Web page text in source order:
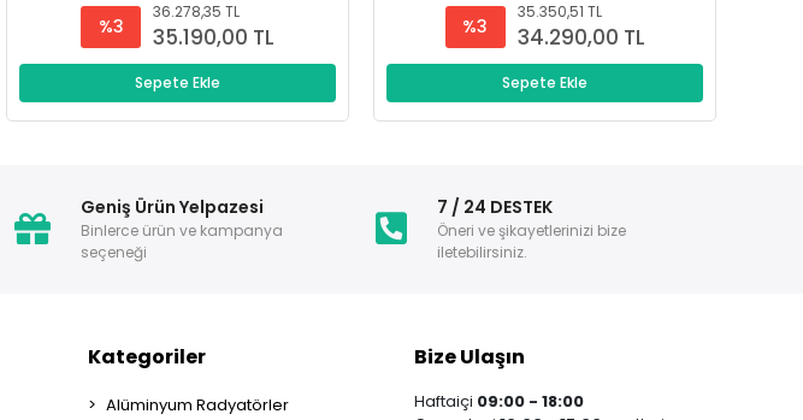
%3
36.278,35 TL
35.190,00 TL
Sepete Ekle
%3
35.350,51 TL
34.290,00 TL
Sepete Ekle
Geniş Ürün Yelpazesi
Binlerce ürün ve kampanya
seçeneği
7 / 24 DESTEK
Öneri ve şikayetlerinizi bize
iletebilirsiniz.
Kategoriler
Alüminyum Radyatörler
Bize Ulaşın
Haftaiçi 09:00 - 18:00